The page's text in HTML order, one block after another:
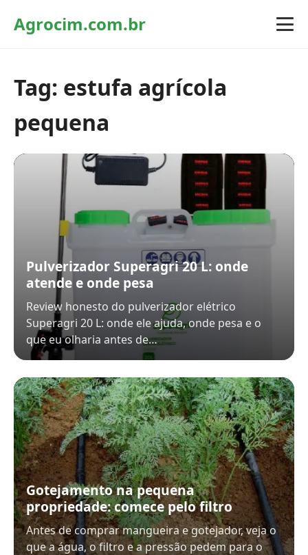
Agrocim.com.br
Tag: estufa agrícola
pequena
Pulverizador Superagri 20 L: onde
atende e onde pesa
Review honesto do pulverizador elétrico
Superagri 20 L: onde ele ajuda, onde pesa e o
que eu olharia antes de…
Gotejamento na pequena
propriedade: comece pelo filtro
Antes de comprar mangueira e gotejador, veja o
que a água, o filtro e a pressão pedem para o